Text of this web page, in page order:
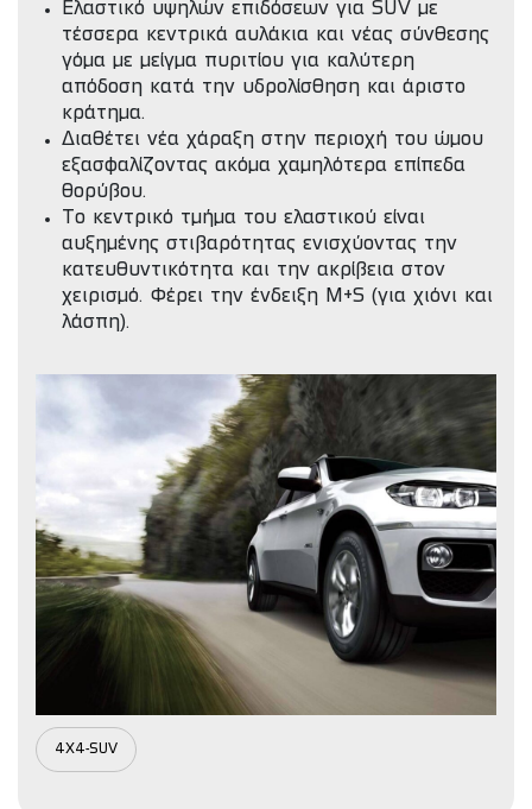
Ελαστικό υψηλών επιδόσεων για SUV με
τέσσερα κεντρικά αυλάκια και νέας σύνθεσης
γόμα με μείγμα πυριτίου για καλύτερη
απόδοση κατά την υδρολίσθηση και άριστο
κράτημα.
Διαθέτει νέα χάραξη στην περιοχή του ώμου
εξασφαλίζοντας ακόμα χαμηλότερα επίπεδα
θορύβου.
Το κεντρικό τμήμα του ελαστικού είναι
αυξημένης στιβαρότητας ενισχύοντας την
κατευθυντικότητα και την ακρίβεια στον
χειρισμό. Φέρει την ένδειξη M+S (για χιόνι και
λάσπη).
4X4-SUV